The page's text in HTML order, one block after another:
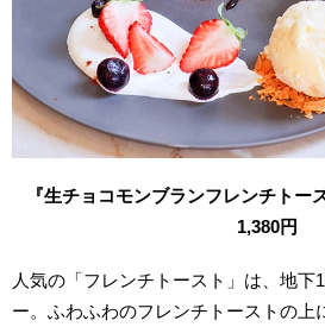
『生チョコモンブランフレンチトー
1,380円
人気の「フレンチトースト」は、地下
ー。ふわふわのフレンチトーストの上